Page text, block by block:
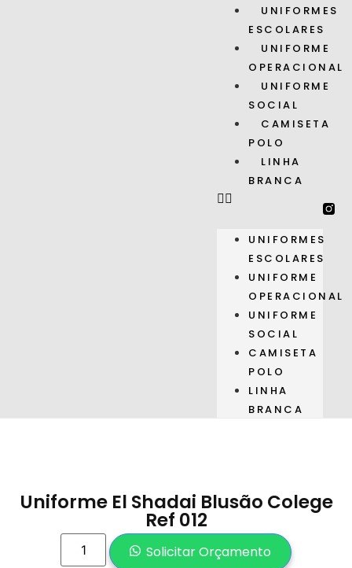
UNIFORMES
ESCOLARES
UNIFORME
OPERACIONAL
UNIFORME
SOCIAL
CAMISETA
POLO
LINHA
BRANCA
UNIFORMES
ESCOLARES
UNIFORME
OPERACIONAL
UNIFORME
SOCIAL
CAMISETA
POLO
LINHA
BRANCA
Uniforme El Shadai Blusão Colege
Ref 012
Solicitar Orçamento